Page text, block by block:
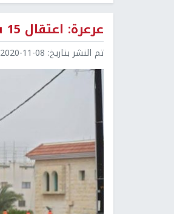
عرعرة: اعتقال 15 شخصا على خلفية شجار
تم النشر بتاريخ: 2020-11-08 15:18